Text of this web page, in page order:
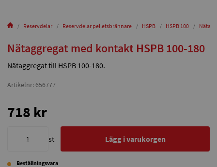
Reservdelar Reservdelar pelletsbrännare HSPB HSPB 100
Nätaggregat med kontakt HSPB 100-180
Nätaggregat till HSPB 100-180.
Artikelnr: 656777
718 kr
st Lägg i varukorgen
Beställningsvara